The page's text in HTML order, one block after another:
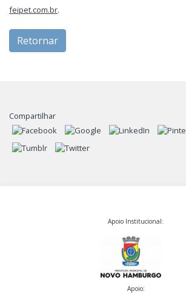
feipet.com.br.
Retornar
Compartilhar
Apoio Institucional:
Apoio: